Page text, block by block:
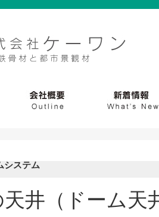
システム
天井（ドーム天